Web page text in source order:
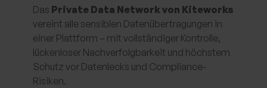
Das Private Data Network von Kiteworks
vereint alle sensiblen Datenübertragungen in
einer Plattform – mit vollständiger Kontrolle,
lückenloser Nachverfolgbarkeit und höchstem
Schutz vor Datenlecks und Compliance-
Risiken.